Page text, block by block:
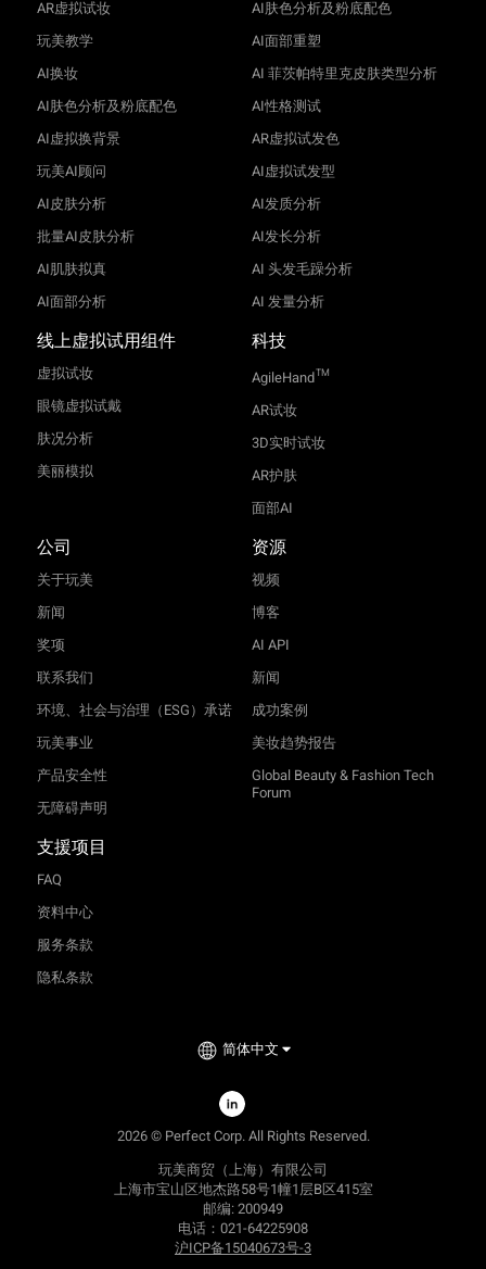
AR虚拟试妆
玩美教学
AI换妆
AI肤色分析及粉底配色
AI虚拟换背景
玩美AI顾问
AI皮肤分析
批量AI皮肤分析
AI肌肤拟真
AI面部分析
AI肤色分析及粉底配色
AI面部重塑
AI 菲茨帕特里克皮肤类型分析
AI性格测试
AR虚拟试发色
AI虚拟试发型
AI发质分析
AI发长分析
AI 头发毛躁分析
AI 发量分析
线上虚拟试用组件
虚拟试妆
眼镜虚拟试戴
肤况分析
美丽模拟
科技
AgileHandTM
AR试妆
3D实时试妆
AR护肤
面部AI
公司
关于玩美
新闻
奖项
联系我们
环境、社会与治理（ESG）承诺
玩美事业
产品安全性
无障碍声明
资源
视频
博客
AI API
新闻
成功案例
美妆趋势报告
Global Beauty & Fashion Tech
Forum
支援项目
FAQ
资料中心
服务条款
隐私条款
简体中文
2026 © Perfect Corp. All Rights Reserved.
玩美商贸（上海）有限公司
上海市宝山区地杰路58号1幢1层B区415室
邮编: 200949
电话：021-64225908
沪ICP备15040673号-3